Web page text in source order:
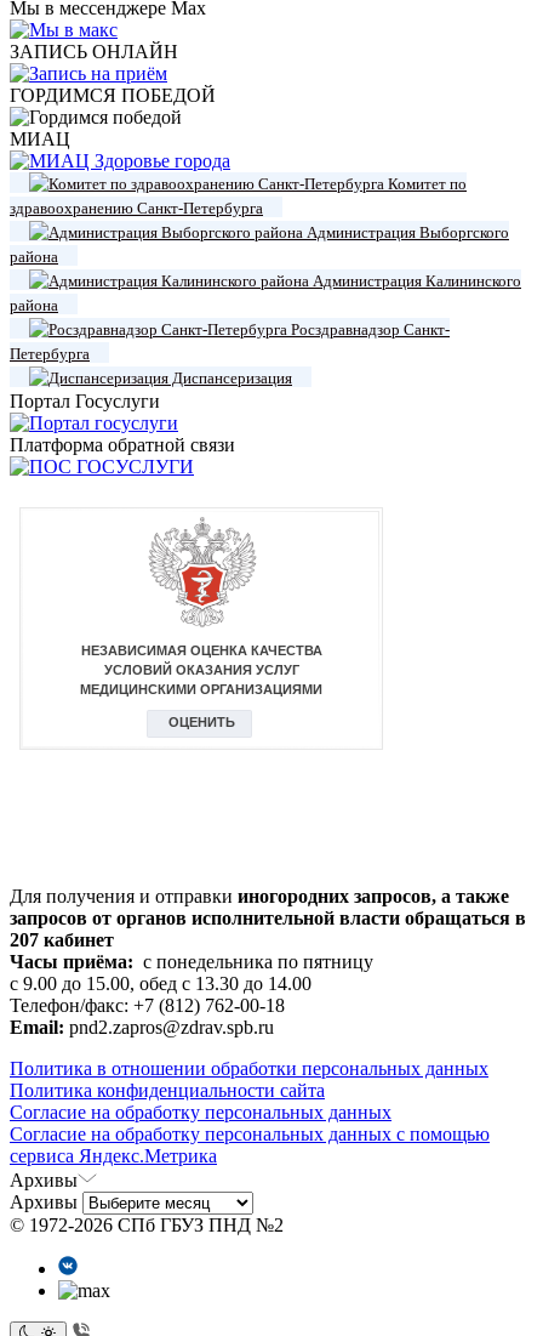
Мы в мессенджере Max
ЗАПИСЬ ОНЛАЙН
ГОРДИМСЯ ПОБЕДОЙ
МИАЦ
Комитет по
здравоохранению Санкт-Петербурга
Администрация Выборгского
района
Администрация Калининского
района
Росздравнадзор Санкт-
Петербурга
Диспансеризация
Портал Госуслуги
Платформа обратной связи
Для получения и отправки иногородних запросов, а также
запросов от органов исполнительной власти обращаться в
207 кабинет
Часы приёма: с понедельника по пятницу
с 9.00 до 15.00, обед с 13.30 до 14.00
Телефон/факс: +7 (812) 762-00-18
Email: pnd2.zapros@zdrav.spb.ru
Политика в отношении обработки персональных данных
Политика конфиденциальности сайта
Согласие на обработку персональных данных
Согласие на обработку персональных данных с помощью
сервиса Яндекс.Метрика
Архивы
Архивы
© 1972-2026 СПб ГБУЗ ПНД №2